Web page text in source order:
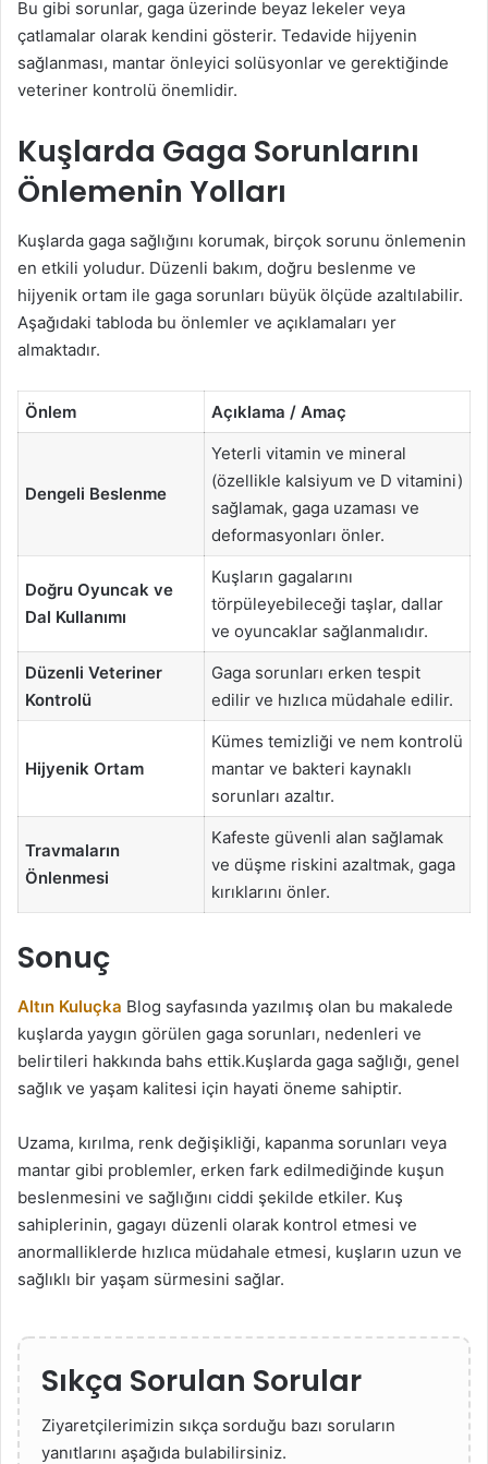
Bu gibi sorunlar, gaga üzerinde beyaz lekeler veya
çatlamalar olarak kendini gösterir. Tedavide hijyenin
sağlanması, mantar önleyici solüsyonlar ve gerektiğinde
veteriner kontrolü önemlidir.
Kuşlarda Gaga Sorunlarını
Önlemenin Yolları
Kuşlarda gaga sağlığını korumak, birçok sorunu önlemenin
en etkili yoludur. Düzenli bakım, doğru beslenme ve
hijyenik ortam ile gaga sorunları büyük ölçüde azaltılabilir.
Aşağıdaki tabloda bu önlemler ve açıklamaları yer
almaktadır.
Önlem Açıklama / Amaç
Dengeli Beslenme
Yeterli vitamin ve mineral
(özellikle kalsiyum ve D vitamini)
sağlamak, gaga uzaması ve
deformasyonları önler.
Doğru Oyuncak ve
Dal Kullanımı
Kuşların gagalarını
törpüleyebileceği taşlar, dallar
ve oyuncaklar sağlanmalıdır.
Düzenli Veteriner
Kontrolü
Gaga sorunları erken tespit
edilir ve hızlıca müdahale edilir.
Hijyenik Ortam
Kümes temizliği ve nem kontrolü
mantar ve bakteri kaynaklı
sorunları azaltır.
Travmaların
Önlenmesi
Kafeste güvenli alan sağlamak
ve düşme riskini azaltmak, gaga
kırıklarını önler.
Sonuç
Altın Kuluçka Blog sayfasında yazılmış olan bu makalede
kuşlarda yaygın görülen gaga sorunları, nedenleri ve
belirtileri hakkında bahs ettik.Kuşlarda gaga sağlığı, genel
sağlık ve yaşam kalitesi için hayati öneme sahiptir.
Uzama, kırılma, renk değişikliği, kapanma sorunları veya
mantar gibi problemler, erken fark edilmediğinde kuşun
beslenmesini ve sağlığını ciddi şekilde etkiler. Kuş
sahiplerinin, gagayı düzenli olarak kontrol etmesi ve
anormalliklerde hızlıca müdahale etmesi, kuşların uzun ve
sağlıklı bir yaşam sürmesini sağlar.
Sıkça Sorulan Sorular
Ziyaretçilerimizin sıkça sorduğu bazı soruların
yanıtlarını aşağıda bulabilirsiniz.